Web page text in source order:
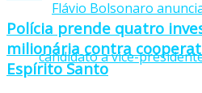
Polícia prende quatro
milionária contra
Espírito Santo